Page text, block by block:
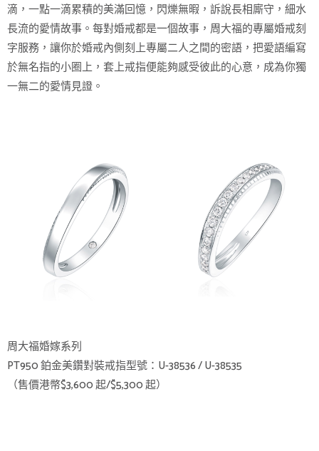
滴，一點一滴累積的美滿回憶，閃爍無暇，訴說長相廝守，細水
長流的愛情故事。每對婚戒都是一個故事，周大福的專屬婚戒刻
字服務，讓你於婚戒內側刻上專屬二人之間的密語，把愛語編寫
於無名指的小圈上，套上戒指便能夠感受彼此的心意，成為你獨
一無二的愛情見證。
周大福婚嫁系列
PT950 鉑金美鑽對裝戒指型號：U-38536 / U-38535
（售價港幣$3,600 起/$5,300 起）